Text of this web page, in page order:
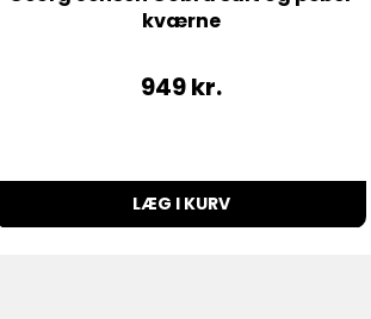
kværne
949kr.
LÆG I KURV